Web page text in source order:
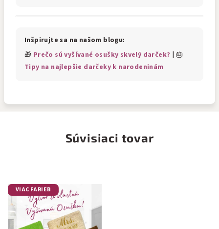
Inšpirujte sa na našom blogu:
🎁 Prečo sú vyšívané osušky skvelý darček? | 🎂
Tipy na najlepšie darčeky k narodeninám
Súvisiaci tovar
VIAC FARIEB